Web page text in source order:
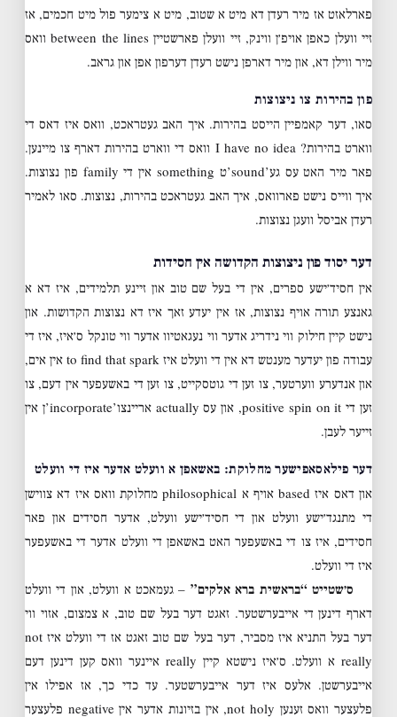
פארלאזט אז מיר רעדן דא מיט א שטוב, מיט א צימער פול מיט חכמים, אז
זיי וועלן כאפן אויפ׳ן ווינק, זיי וועלן פארשטיין between the lines וואס
מיר ווילן דא, און מיר דארפן נישט רעדן דערפון אפן און גראב.
פון בהירות צו ניצוצות
סאו, דער קאמפיין הייסט בהירות. איך האב געטראכט, וואס איז דאס די
ווארט בהירות? I have no idea וואס די ווארט בהירות דארף צו מיינען.
פאר מיר האט עס גע’sound’ט something אין די family פון נצוצות.
איך ווייס נישט פארוואס, איך האב געטראכט בהירות, נצוצות. סאו לאמיר
רעדן אביסל וועגן נצוצות.
דער יסוד פון ניצוצות הקדושה אין חסידות
אין חסיד׳ישע ספרים, אין די בעל שם טוב און זיינע תלמידים, איז דא א
גאנצע תורה אויף נצוצות, אז אין יעדע זאך איז דא נצוצות הקדושות. און
נישט קיין חילוק ווי נידריג אדער ווי נעגאטיוו אדער ווי טונקל ס׳איז, איז די
עבודה פון יעדער מענטש דא אין די וועלט איז to find that spark אין אים,
און אנדערע ווערטער, צו זען די גוטסקייט, צו זען די באשעפער אין דעם, צו
זען די positive spin on it, און עס actually אריינצו’incorporate’ן אין
זייער לעבן.
דער פילאסאפישער מחלוקת: באשאפן א וועלט אדער איז די וועלט
און דאס איז based אויף א philosophical מחלוקת וואס איז דא צווישן
די מתנגד׳ישע וועלט און די חסיד׳ישע וועלט, אדער חסידים און פאר
חסידים, איז צו די באשעפער האט באשאפן די וועלט אדער די באשעפער
איז די וועלט.
ס׳שטייט “בראשית ברא אלקים” – געמאכט א וועלט, און די וועלט
דארף דינען די אייבערשטער. זאגט דער בעל שם טוב, א צמצום, אזוי ווי
דער בעל התניא איז מסביר, דער בעל שם טוב זאגט אז די וועלט איז not
really א וועלט. ס׳איז נישטא קיין really איינער וואס קען דינען דעם
אייבערשטן. אלעס איז דער אייבערשטער. עד כדי כך, אז אפילו אין
פלעצער וואס זענען not holy, אין בזיונות אדער אין negative פלעצער